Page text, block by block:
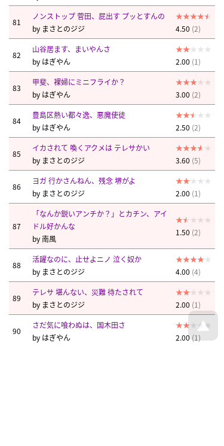
81
ノンストップ 菅田、屁出す プッとすんの
by まさとのジジ 4.50 (2)
82
山谷居ます、まいやんさ
by はぎやん 2.00 (1)
83
甲斐、裸婦にミニフライか？
by はぎやん 3.00 (2)
84
豊島区熱い都々逸、悪魔使徒
by はぎやん 2.50 (2)
85
イカされて 喚くアクメは テレサかい
by まさとのジジ 3.60 (5)
86
ヨガ 行かさんねん、残念 堺がよ
by まさとのジジ 2.00 (1)
87
「なんか鋭いアンチか？」とカチン、アイ
ドル好かんな
by南風
1.50 (2)
88
活躍なのに、止せよニノ 泣く奴か
by まさとのジジ 4.00 (4)
89
テレサ 堪んない、災難 待たされて
by まさとのジジ 2.00 (1)
90
さだ気に喰わぬは、国木田さ
by はぎやん 2.00(1)